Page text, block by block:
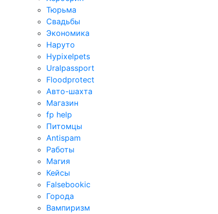
Тюрьма
Свадьбы
Экономика
Наруто
Hypixelpets
Uralpassport
Floodprotect
Авто-шахта
Магазин
fp help
Питомцы
Antispam
Работы
Магия
Кейсы
Falsebookic
Города
Вампиризм